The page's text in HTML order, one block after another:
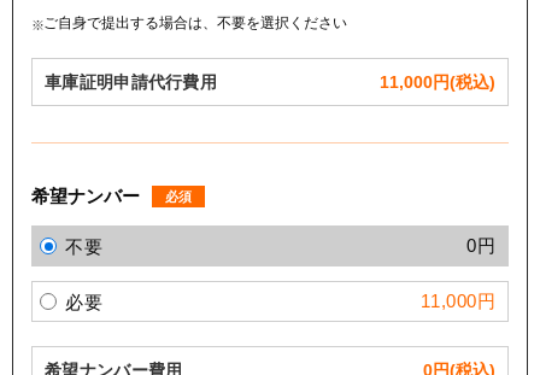
ご自身で提出する場合は、不要を選択ください
車庫証明申請代行費用 11,000円(税込)
希望ナンバー 必須
不要 0円
必要 11,000円
希望ナンバー費用 0円(税込)